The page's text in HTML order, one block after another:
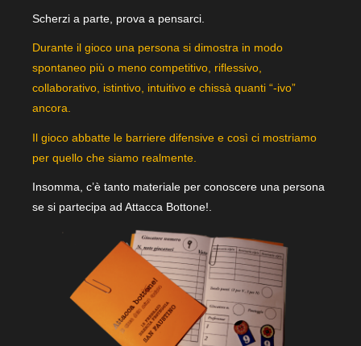
Scherzi a parte, prova a pensarci.
Durante il gioco una persona si dimostra in modo
spontaneo più o meno competitivo, riflessivo,
collaborativo, istintivo, intuitivo e chissà quanti “-ivo”
ancora.
Il gioco abbatte le barriere difensive e così ci mostriamo
per quello che siamo realmente.
Insomma, c’è tanto materiale per conoscere una persona
se si partecipa ad Attacca Bottone!.